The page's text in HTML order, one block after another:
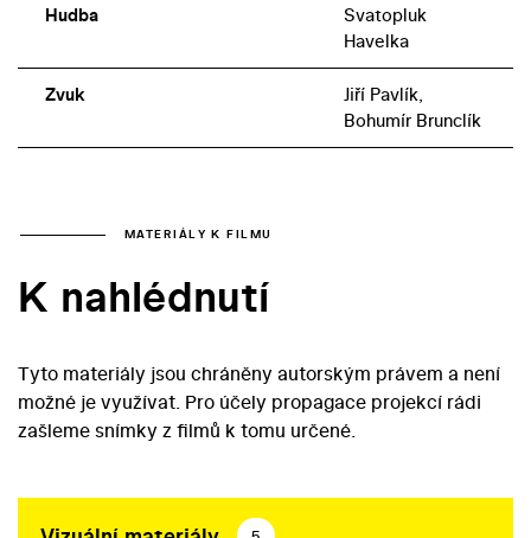
Hudba
Svatopluk
Havelka
Zvuk
Jiří Pavlík,
Bohumír Brunclík
MATERIÁLY K FILMU
K nahlédnutí
Tyto materiály jsou chráněny autorským právem a není
možné je využívat. Pro účely propagace projekcí rádi
zašleme snímky z filmů k tomu určené.